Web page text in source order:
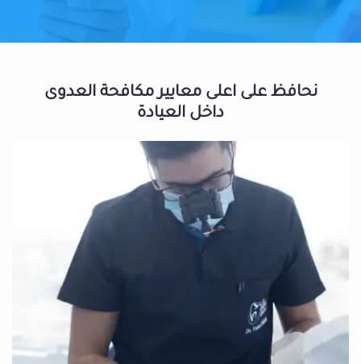
نحافظ على اعلى معايير مكافحة العدوى
داخل العيادة